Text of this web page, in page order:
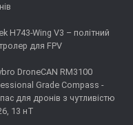
H743-Wing V3 – політний
для FPV
DroneCAN RM3100
Grade Compass -
для дронів з чутливістю
13 нТ